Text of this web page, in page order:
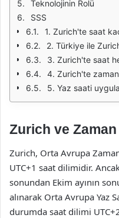
Teknolojinin Rolü
SSS
1. Zurich'te saat
2. Türkiye ile
3. Zurich'te saat
4. Zurich'te
5. Yaz saati
Zurich ve Zaman
Zurich, Orta Avrupa
UTC+1 saat dilimidir.
sonundan Ekim ayının
alınarak Orta Avrupa Yaz
durumda saat dilimi